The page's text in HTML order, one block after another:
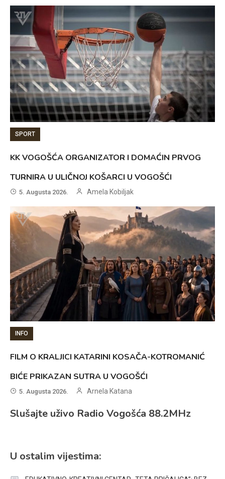
SPORT
KK VOGOŠĆA ORGANIZATOR I DOMAĆIN PRVOG
TURNIRA U ULIČNOJ KOŠARCI U VOGOŠĆI
5. Augusta 2026. Amela Kobiljak
INFO
FILM O KRALJICI KATARINI KOSAČA-KOTROMANIĆ
BIĆE PRIKAZAN SUTRA U VOGOŠĆI
5. Augusta 2026. Arnela Katana
Slušajte uživo Radio Vogošća 88.2MHz
U ostalim vijestima: